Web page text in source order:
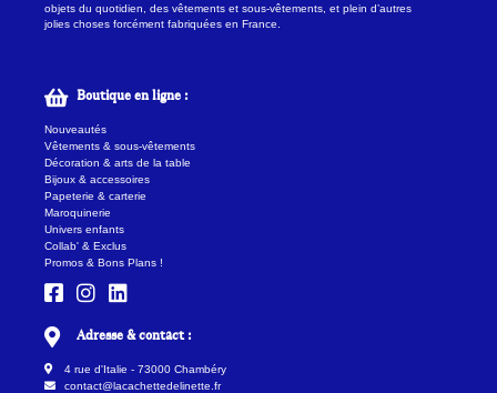
objets du quotidien, des vêtements et sous-vêtements, et plein d’autres
jolies choses forcément fabriquées en France.
Boutique en ligne :
Nouveautés
Vêtements & sous-vêtements
Décoration & arts de la table
Bijoux & accessoires
Papeterie & carterie
Maroquinerie
Univers enfants
Collab' & Exclus
Promos & Bons Plans !
Adresse & contact :
4 rue d'Italie - 73000 Chambéry
contact@lacachettedelinette.fr